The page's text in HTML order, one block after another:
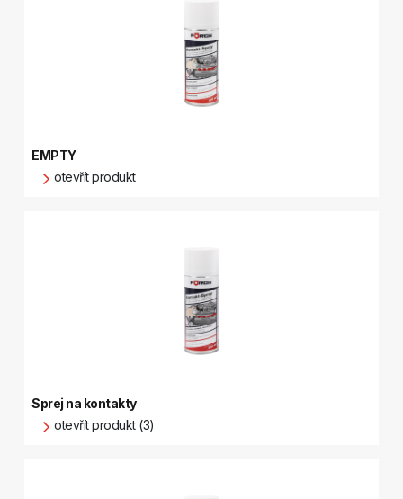
EMPTY
otevřít produkt
Sprej na kontakty
otevřít produkt (3)